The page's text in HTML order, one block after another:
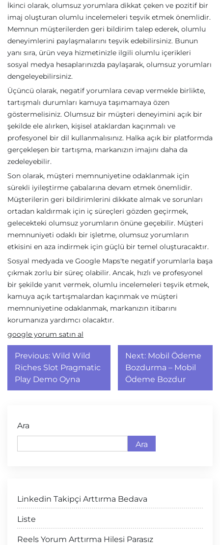
İkinci olarak, olumsuz yorumlara dikkat çeken ve pozitif bir
imaj oluşturan olumlu incelemeleri teşvik etmek önemlidir.
Memnun müşterilerden geri bildirim talep ederek, olumlu
deneyimlerini paylaşmalarını teşvik edebilirsiniz. Bunun
yanı sıra, ürün veya hizmetinizle ilgili olumlu içerikleri
sosyal medya hesaplarınızda paylaşarak, olumsuz yorumları
dengeleyebilirsiniz.
Üçüncü olarak, negatif yorumlara cevap vermekle birlikte,
tartışmalı durumları kamuya taşımamaya özen
göstermelisiniz. Olumsuz bir müşteri deneyimini açık bir
şekilde ele alırken, kişisel ataklardan kaçınmalı ve
profesyonel bir dil kullanmalısınız. Halka açık bir platformda
gerçekleşen bir tartışma, markanızın imajını daha da
zedeleyebilir.
Son olarak, müşteri memnuniyetine odaklanmak için
sürekli iyileştirme çabalarına devam etmek önemlidir.
Müşterilerin geri bildirimlerini dikkate almak ve sorunları
ortadan kaldırmak için iç süreçleri gözden geçirmek,
gelecekteki olumsuz yorumların önüne geçebilir. Müşteri
memnuniyeti odaklı bir işletme, olumsuz yorumların
etkisini en aza indirmek için güçlü bir temel oluşturacaktır.
Sosyal medyada ve Google Maps'te negatif yorumlarla başa
çıkmak zorlu bir süreç olabilir. Ancak, hızlı ve profesyonel
bir şekilde yanıt vermek, olumlu incelemeleri teşvik etmek,
kamuya açık tartışmalardan kaçınmak ve müşteri
memnuniyetine odaklanmak, markanızın itibarını
korumanıza yardımcı olacaktır.
google yorum satın al
Yazı
gezinmesi
Previous: Wild Wild
Riches Slot Pragmatic
Play Demo Oyna
Next: Mobil Ödeme
Bozdurma – Mobil
Ödeme Bozdur
Ara
Ara
Linkedin Takipçi Arttırma Bedava
Liste
Reels Yorum Arttırma Hilesi Parasız